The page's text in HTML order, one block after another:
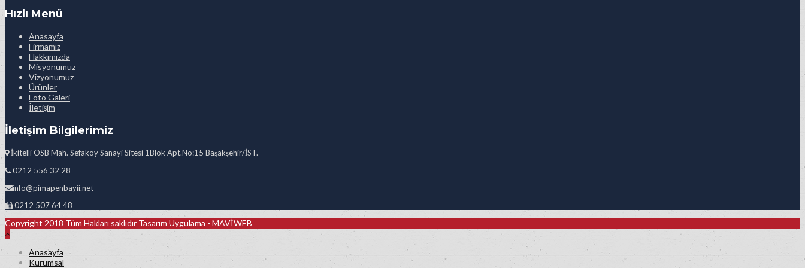
Hızlı Menü
Anasayfa
Firmamız
Hakkımızda
Misyonumuz
Vizyonumuz
Ürünler
Foto Galeri
İletişim
İletişim Bilgilerimiz
İkitelli OSB Mah. Sefaköy Sanayi Sitesi 1Blok Apt.No:15 Başakşehir/İST.
0212 556 32 28
info@pimapenbayii.net
0212 507 64 48
Copyright 2018 Tüm Hakları saklıdır Tasarım Uygulama - MAVİWEB
Anasayfa
Kurumsal